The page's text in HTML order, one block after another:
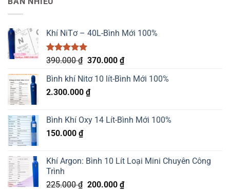
Khí NiTơ – 40L-Bình Mới 100%
Được xếp
5.00
5 sao
390.000₫ Giá
là:
390.000 ₫.
370.000 ₫Giá
tại
Bình khí Nitơ 10 lít-Bình Mới 100%
2.300.000 ₫
Bình Khí Oxy 14 Lít-Bình Mới 100%
150.000 ₫
Khí Argon: Bình 10 Lít Loại Mini Chuyên Công
Trình
225.000₫ Giá
200.000 ₫Giá